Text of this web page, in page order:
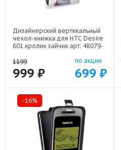
Дизайнерский вертикальный
чехол-книжка для HTC Desire
601 кролик зайчик арт: 48079-
1199
999 ₽
по акции
699 ₽
-16%